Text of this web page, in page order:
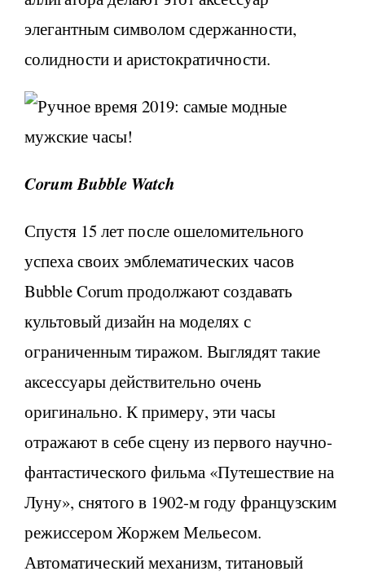
элегантным символом сдержанности,
солидности и аристократичности.
Corum Bubble Watch
Спустя 15 лет после ошеломительного
успеха своих эмблематических часов
Bubble Corum продолжают создавать
культовый дизайн на моделях с
ограниченным тиражом. Выглядят такие
аксессуары действительно очень
оригинально. К примеру, эти часы
отражают в себе сцену из первого научно-
фантастического фильма «Путешествие на
Луну», снятого в 1902-м году французским
режиссером Жоржем Мельесом.
Автоматический механизм, титановый